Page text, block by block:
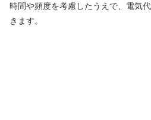
時間や頻度を考慮したうえで、電気
きます。